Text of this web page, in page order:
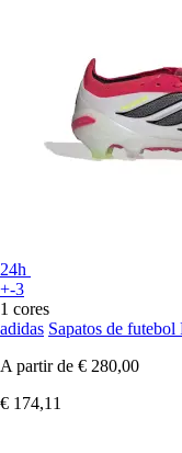
24h
+-3
1 cores
adidas Sapatos de
A partir de € 280,00
€ 174,11